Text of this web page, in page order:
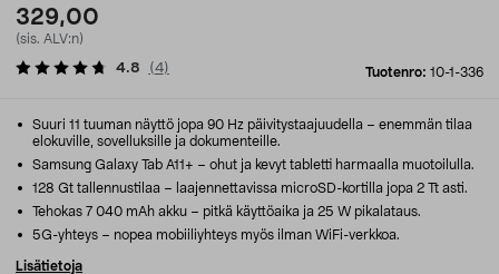
329,00
(sis. ALV:n)
Tuotenro: 10-1-336
4.8 (4)
Suuri 11 tuuman näyttö jopa 90 Hz päivitystaajuudella – enemmän tilaa
elokuville, sovelluksille ja dokumenteille.
Samsung Galaxy Tab A11+ – ohut ja kevyt tabletti harmaalla muotoilulla.
128 Gt tallennustilaa – laajennettavissa microSD-kortilla jopa 2 Tt asti.
Tehokas 7 040 mAh akku – pitkä käyttöaika ja 25 W pikalataus.
5G-yhteys – nopea mobiiliyhteys myös ilman WiFi-verkkoa.
Lisätietoja